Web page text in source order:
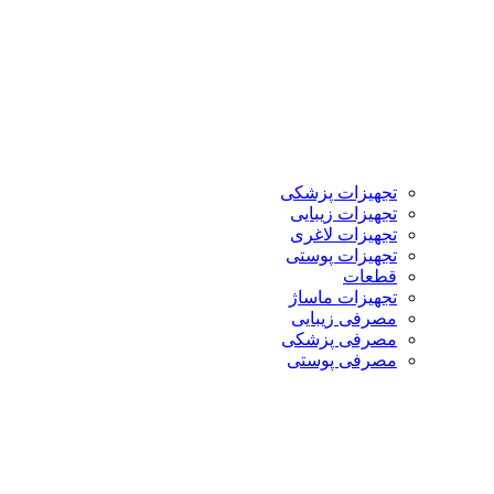
تجهیزات پزشکی
تجهیزات زیبایی
تجهیزات لاغری
تجهیزات پوستی
قطعات
تجهیزات ماساژ
مصرفی زیبایی
مصرفی پزشکی
مصرفی پوستی